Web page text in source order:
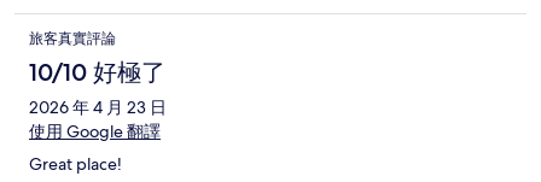
旅客真實評論
10/10 好極了
2026 年 4 月 23 日
使用 Google 翻譯
Great place!